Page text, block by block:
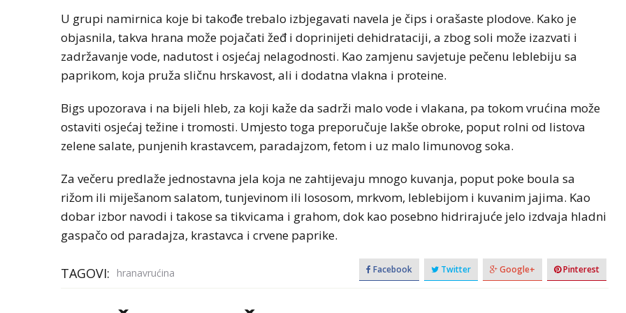
U grupi namirnica koje bi takođe trebalo izbjegavati navela je čips i orašaste plodove. Kako je
objasnila, takva hrana može pojačati žeđ i doprinijeti dehidrataciji, a zbog soli može izazvati i
zadržavanje vode, nadutost i osjećaj nelagodnosti. Kao zamjenu savjetuje pečenu leblebiju sa
paprikom, koja pruža sličnu hrskavost, ali i dodatna vlakna i proteine.
Bigs upozorava i na bijeli hleb, za koji kaže da sadrži malo vode i vlakana, pa tokom vrućina može
ostaviti osjećaj težine i tromosti. Umjesto toga preporučuje lakše obroke, poput rolni od listova
zelene salate, punjenih krastavcem, paradajzom, fetom i uz malo limunovog soka.
Za večeru predlaže jednostavna jela koja ne zahtijevaju mnogo kuvanja, poput poke boula sa
rižom ili miješanom salatom, tunjevinom ili lososom, mrkvom, leblebijom i kuvanim jajima. Kao
dobar izbor navodi i takose sa tikvicama i grahom, dok kao posebno hidrirajuće jelo izdvaja hladni
gaspačo od paradajza, krastavca i crvene paprike.
TAGOVI: hranavrućina Facebook Twitter Google+ Pinterest